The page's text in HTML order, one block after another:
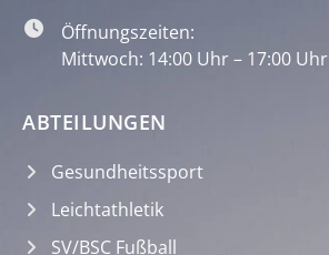
Öffnungszeiten:
Mittwoch: 14:00 Uhr – 17:00 Uhr
ABTEILUNGEN
Gesundheitssport
Leichtathletik
SV/BSC Fußball